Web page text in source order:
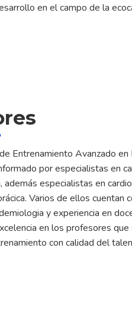
en el campo de la
Entrenamiento Avanzado
por especialistas en
además especialistas en
Varios de ellos cuentan
y experiencia en
en los profesores
con calidad del